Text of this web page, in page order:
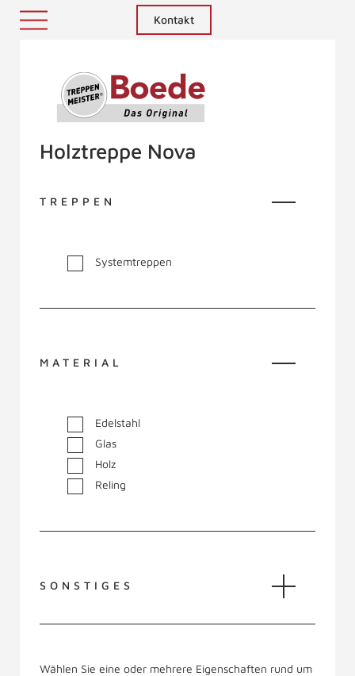
Kontakt
Holztreppe Nova
TREPPEN
Systemtreppen
MATERIAL
Edelstahl
Glas
Holz
Reling
SONSTIGES
Wählen Sie eine oder mehrere Eigenschaften rund um